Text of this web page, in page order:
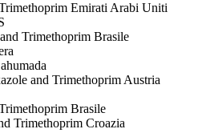
Emirati Arabi Uniti
Trimethoprim Brasile
and Trimethoprim Austria
Brasile
Trimethoprim Croazia